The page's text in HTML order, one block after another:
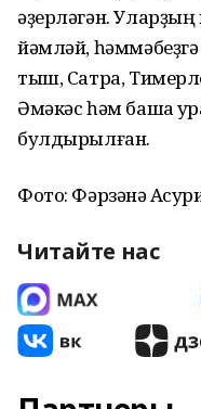
әҙерләгән.
йәмләй,
тыш, Сатра,
Әмәкәс һәм башҡа
булдырылған.
Фото: Фәрзәнә
Читайте нас